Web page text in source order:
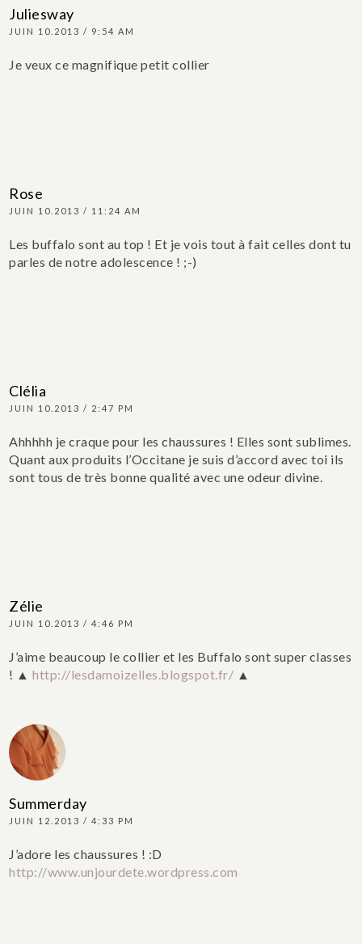
Juliesway
JUIN 10.2013 / 9:54 AM
Je veux ce magnifique petit collier
Rose
JUIN 10.2013 / 11:24 AM
Les buffalo sont au top ! Et je vois tout à fait celles dont tu
parles de notre adolescence ! ;-)
Clélia
JUIN 10.2013 / 2:47 PM
Ahhhhh je craque pour les chaussures ! Elles sont sublimes.
Quant aux produits l’Occitane je suis d’accord avec toi ils
sont tous de très bonne qualité avec une odeur divine.
Zélie
JUIN 10.2013 / 4:46 PM
J’aime beaucoup le collier et les Buffalo sont super classes
! ▲http://lesdamoizelles.blogspot.fr/ ▲
Summerday
JUIN 12.2013 / 4:33 PM
J’adore les chaussures ! :D
http://www.unjourdete.wordpress.com